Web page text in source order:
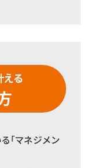
える
「マネジメン